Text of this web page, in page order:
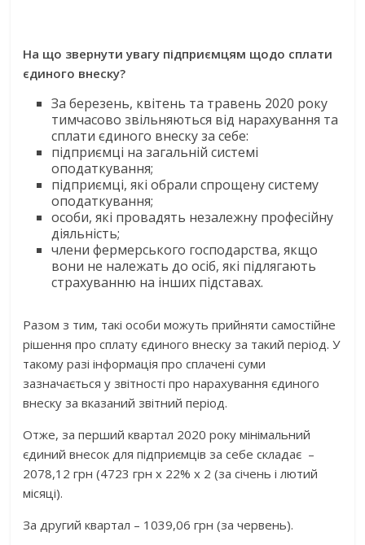
На що звернути увагу підприємцям щодо сплати
єдиного внеску?
За березень, квітень та травень 2020 року
тимчасово звільняються від нарахування та
сплати єдиного внеску за себе:
підприємці на загальній системі
оподаткування;
підприємці, які обрали спрощену систему
оподаткування;
особи, які провадять незалежну професійну
діяльність;
члени фермерського господарства, якщо
вони не належать до осіб, які підлягають
страхуванню на інших підставах.
Разом з тим, такі особи можуть прийняти самостійне
рішення про сплату єдиного внеску за такий період. У
такому разі інформація про сплачені суми
зазначається у звітності про нарахування єдиного
внеску за вказаний звітний період.
Отже, за перший квартал 2020 року мінімальний
єдиний внесок для підприємців за себе складає –
2078,12 грн (4723 грн х 22% х 2 (за січень і лютий
місяці).
За другий квартал – 1039,06 грн (за червень).